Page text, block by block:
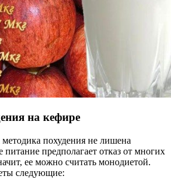
на кефире
похудения не лишена
питание предполагает отказ от многих
ее можно считать монодиетой.
следующие: